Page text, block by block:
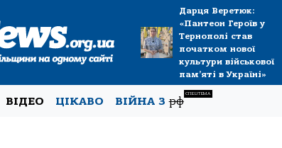
Дарця Веретюк:
«Пантеон Героїв у
Тернополі став
початком нової
культури військової
пам’яті в Україні»
ВІДЕО ЦІКАВО ВІЙНА Зрф
СПЕЦТЕМА